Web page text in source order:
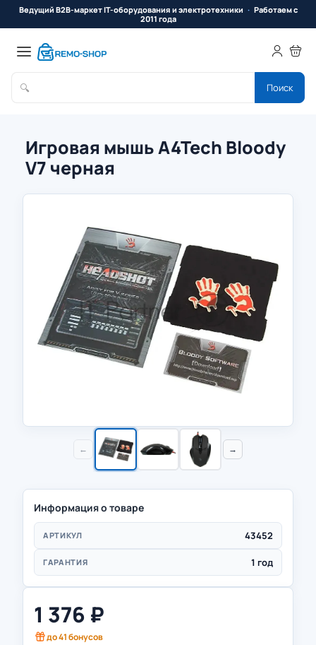
Ведущий B2B-маркет IT-оборудования и электротехники
Работаем с
2011 года
🔍 Поиск
Игровая мышь A4Tech Bloody
V7 черная
← →
Информация о товаре
АРТИКУЛ 43452
ГАРАНТИЯ 1 год
1 376 ₽
до41бонусов